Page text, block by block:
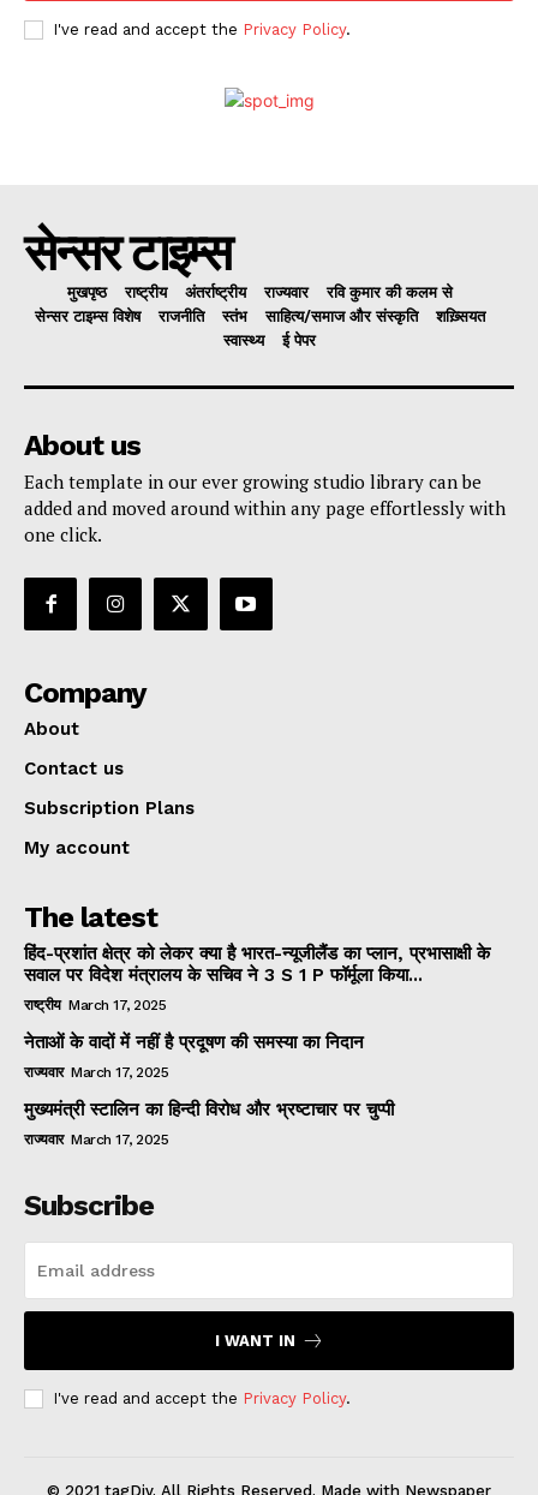
I've read and accept the Privacy Policy.
सेन्सर टाइम्स
मुखपृष्ठ राष्ट्रीय अंतर्राष्ट्रीय राज्यवार
रवि कुमार की कलम से
सेन्सर टाइम्स विशेष
राजनीति स्तंभ साहित्य/समाज और संस्कृति
शख़्सियत
स्वास्थ्य
ई पेपर
About us
Each template in our ever growing studio library can be
added and moved around within any page effortlessly with
one click.
Company
About
Contact us
Subscription Plans
My account
The latest
हिंद-प्रशांत क्षेत्र को लेकर क्या है भारत-न्यूजीलैंड का प्लान, प्रभासाक्षी के
सवाल पर विदेश मंत्रालय के सचिव ने 3 S 1 P फॉर्मूला किया...
राष्ट्रीय March 17, 2025
नेताओं के वादों में नहीं है प्रदूषण की समस्या का निदान
राज्यवार March 17, 2025
मुख्यमंत्री स्टालिन का हिन्दी विरोध और भ्रष्टाचार पर चुप्पी
राज्यवार March 17, 2025
Subscribe
I WANT IN
I've read and accept the Privacy Policy.
© 2021 tagDiv. All Rights Reserved. Made with Newspaper